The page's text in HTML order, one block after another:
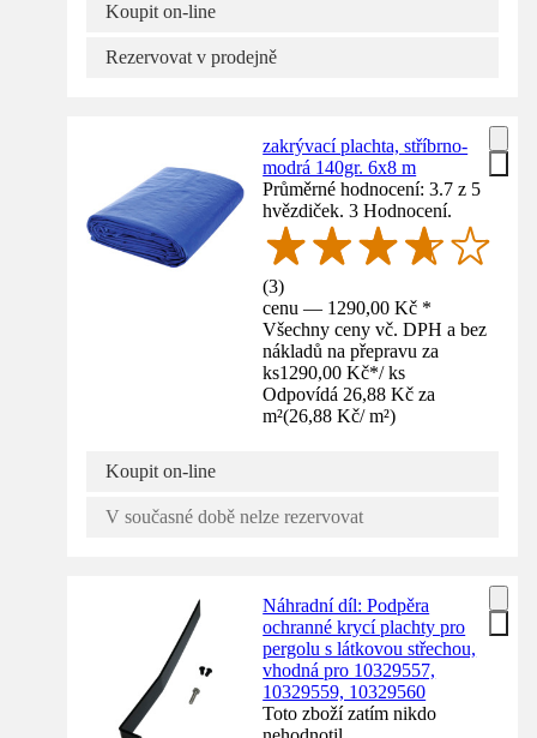
Koupit on-line
Rezervovat v prodejně
zakrývací plachta, stříbrno-
modrá 140gr. 6x8 m
Průměrné hodnocení: 3.7 z 5
hvězdiček. 3 Hodnocení.
(3)
cenu — 1290,00 Kč *
Všechny ceny vč. DPH a bez
nákladů na přepravu za
ks1290,00 Kč*/ ks
Odpovídá 26,88 Kč za
m²(26,88 Kč/ m²)
Koupit on-line
V současné době nelze rezervovat
Náhradní díl: Podpěra
ochranné krycí plachty pro
pergolu s látkovou střechou,
vhodná pro 10329557,
10329559, 10329560
Toto zboží zatím nikdo